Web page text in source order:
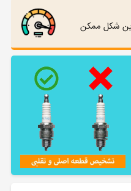
شکل ممکن